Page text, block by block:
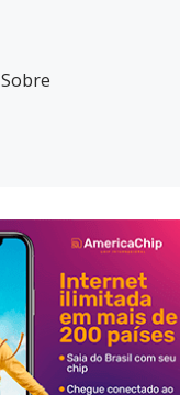
Sobre